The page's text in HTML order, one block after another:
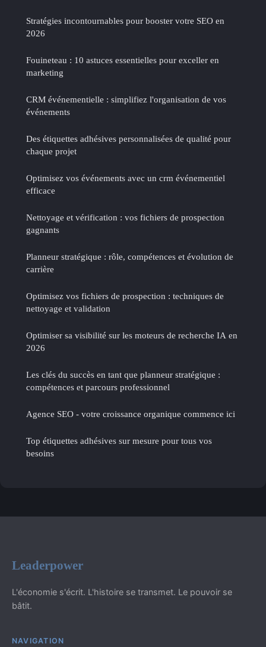
Stratégies incontournables pour booster votre SEO en
2026
Fouineteau : 10 astuces essentielles pour exceller en
marketing
CRM événementielle : simplifiez l'organisation de vos
événements
Des étiquettes adhésives personnalisées de qualité pour
chaque projet
Optimisez vos événements avec un crm événementiel
efficace
Nettoyage et vérification : vos fichiers de prospection
gagnants
Planneur stratégique : rôle, compétences et évolution de
carrière
Optimisez vos fichiers de prospection : techniques de
nettoyage et validation
Optimiser sa visibilité sur les moteurs de recherche IA en
2026
Les clés du succès en tant que planneur stratégique :
compétences et parcours professionnel
Agence SEO - votre croissance organique commence ici
Top étiquettes adhésives sur mesure pour tous vos
besoins
Leaderpower
L'économie s'écrit. L'histoire se transmet. Le pouvoir se
bâtit.
NAVIGATION